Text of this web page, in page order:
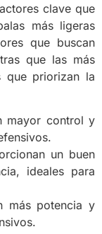
clave que
más ligeras
que buscan
que las más
que priorizan la
mayor control y
un buen
ideales para
más potencia y